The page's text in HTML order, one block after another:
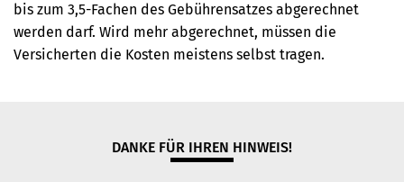
bis zum 3,5-Fachen des Gebührensatzes abgerechnet
werden darf. Wird mehr abgerechnet, müssen die
Versicherten die Kosten meistens selbst tragen.
DANKE FÜR IHREN HINWEIS!